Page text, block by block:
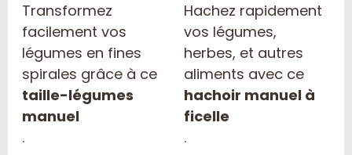
Transformez
facilement vos
légumes en fines
spirales grâce à ce
taille-légumes
manuel
.
Hachez rapidement
vos légumes,
herbes, et autres
aliments avec ce
hachoir manuel à
ficelle
.